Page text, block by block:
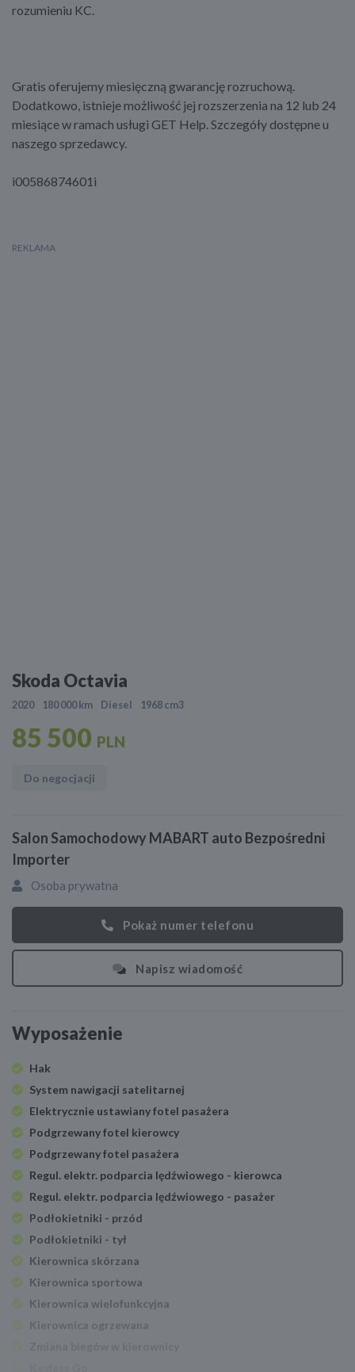
rozumieniu KC.
Gratis oferujemy miesięczną gwarancję rozruchową.
Dodatkowo, istnieje możliwość jej rozszerzenia na 12 lub 24
miesiące w ramach usługi GET Help. Szczegóły dostępne u
naszego sprzedawcy.
i00586874601i
Skoda Octavia
2020 180 000 km Diesel 1968 cm3
85 500 PLN
Do negocjacji
Salon Samochodowy MABART auto Bezpośredni
Importer
Osoba prywatna
Pokaż numer telefonu
Napisz wiadomość
Wyposażenie
Hak
System nawigacji satelitarnej
Elektrycznie ustawiany fotel pasażera
Podgrzewany fotel kierowcy
Podgrzewany fotel pasażera
Regul. elektr. podparcia lędźwiowego - kierowca
Regul. elektr. podparcia lędźwiowego - pasażer
Podłokietniki - przód
Podłokietniki - tył
Kierownica skórzana
Kierownica sportowa
Kierownica wielofunkcyjna
Kierownica ogrzewana